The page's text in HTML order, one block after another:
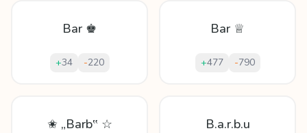
Bar ♚
+34 -220
Bar ♕
+477 -790
✬ „Barb‟ ☆ B.a.r.b.u